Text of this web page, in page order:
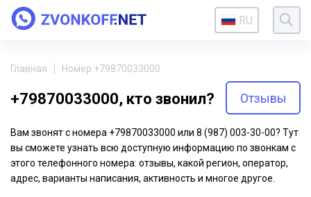
RU
Главная Номер +79870033000
+79870033000, кто звонил? Отзывы
Вам звонят с номера +79870033000 или 8 (987) 003-30-00? Тут
вы сможете узнать всю доступную информацию по звонкам с
этого телефонного номера: отзывы, какой регион, оператор,
адрес, варианты написания, активность и многое другое.